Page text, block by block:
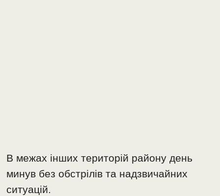
В межах інших територій району день
минув без обстрілів та надзвичайних
ситуацій.